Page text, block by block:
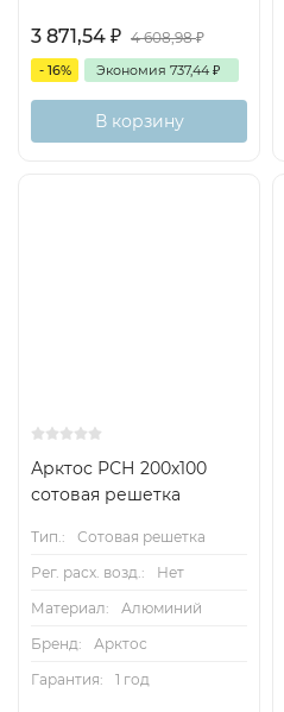
3 871,54 ₽ 4 608,98₽
- 16% Экономия 737,44 ₽
В корзину
Арктос РСН 200x100
сотовая решетка
Тип.:
Сотовая решетка
Рег. расх. возд.:
Нет
Материал:
Алюминий
Бренд:
Арктос
Гарантия:
1 год